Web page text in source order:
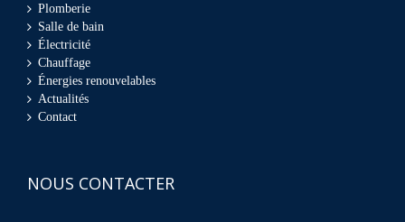
Plomberie
Salle de bain
Électricité
Chauffage
Énergies renouvelables
Actualités
Contact
NOUS CONTACTER